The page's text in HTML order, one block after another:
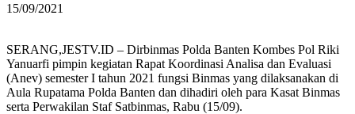
15/09/2021
SERANG,JESTV.ID – Dirbinmas Polda Banten Kombes Pol Riki
Yanuarfi pimpin kegiatan Rapat Koordinasi Analisa dan Evaluasi
(Anev) semester I tahun 2021 fungsi Binmas yang dilaksanakan di
Aula Rupatama Polda Banten dan dihadiri oleh para Kasat Binmas
serta Perwakilan Staf Satbinmas, Rabu (15/09).